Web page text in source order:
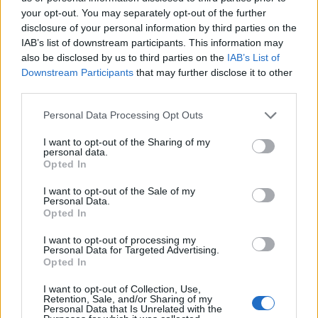
your opt-out. You may separately opt-out of the further
disclosure of your personal information by third parties on the
IAB’s list of downstream participants. This information may
also be disclosed by us to third parties on the IAB’s List of
Downstream Participants that may further disclose it to other
Personal Data Processing Opt Outs
I want to opt-out of the Sharing of my
personal data.
Opted In
I want to opt-out of the Sale of my
Personal Data.
Opted In
I want to opt-out of processing my
Personal Data for Targeted Advertising.
Opted In
I want to opt-out of Collection, Use,
Retention, Sale, and/or Sharing of my
Personal Data that Is Unrelated with the
Edellinen artikkeli
MM 2024: Suomi – Iso-
Seuraava artikkeli
upeasti anteeksi
LIITTYVÄT ARTIKKELIT LISÄÄ TEKIJÄLTÄ
Aleksander Barkov tekee paluun
kaukaloon